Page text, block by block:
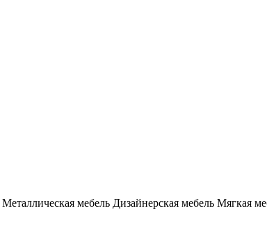
Металлическая мебель Дизайнерская мебель Мягкая